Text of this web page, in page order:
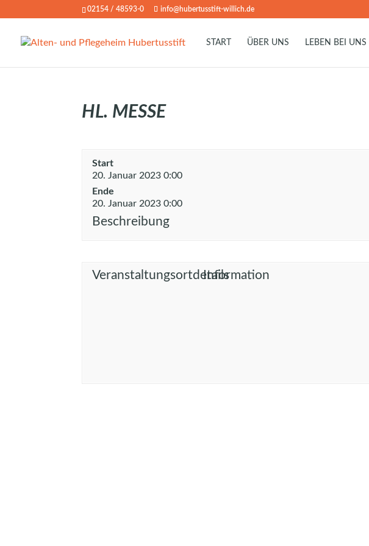
02154 / 48593-0 info@hubertusstift-willich.de
START ÜBER UNS LEBEN BEI UNS
HL. MESSE
Start
20. Januar 2023 0:00
Ende
20. Januar 2023 0:00
Beschreibung
VeranstaltungsortdetailsInformation